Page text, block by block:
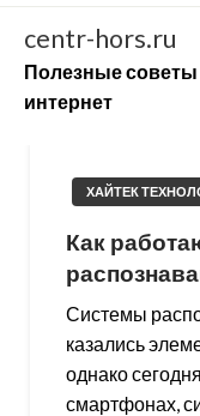
Skip
content
centr-hors.ru
Полезные
интернет
ХАЙТЕК
Как
Системы
казались
однако
смартфонах,